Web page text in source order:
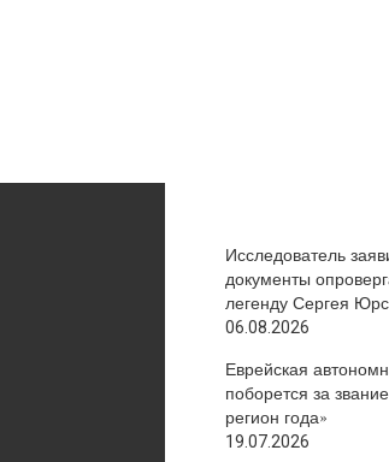
Исследователь
документы
легенду Сергея
06.08.2026
Еврейская
поборется за
регион года»
19.07.2026